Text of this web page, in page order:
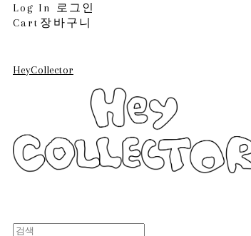
Log In
로그인
Cart 장바구니
HeyCollector